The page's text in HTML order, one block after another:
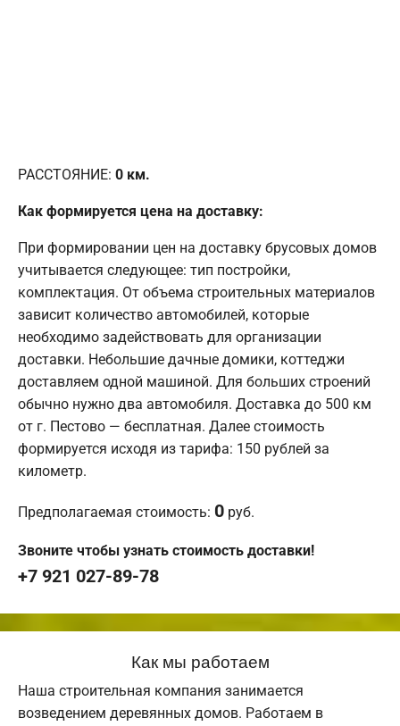
РАССТОЯНИЕ: 0 км.
Как формируется цена на доставку:
При формировании цен на доставку брусовых домов
учитывается следующее: тип постройки,
комплектация. От объема строительных материалов
зависит количество автомобилей, которые
необходимо задействовать для организации
доставки. Небольшие дачные домики, коттеджи
доставляем одной машиной. Для больших строений
обычно нужно два автомобиля. Доставка до 500 км
от г. Пестово — бесплатная. Далее стоимость
формируется исходя из тарифа: 150 рублей за
километр.
Предполагаемая стоимость: 0 руб.
Звоните чтобы узнать стоимость доставки!
+7 921 027-89-78
Как мы работаем
Наша строительная компания занимается
возведением деревянных домов. Работаем в